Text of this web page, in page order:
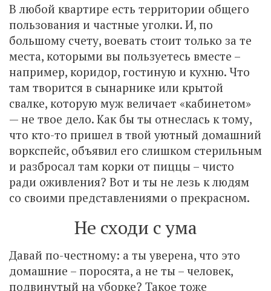
В любой квартире есть территории общего
пользования и частные уголки. И, по
большому счету, воевать стоит только за те
места, которыми вы пользуетесь вместе –
например, коридор, гостиную и кухню. Что
там творится в сынарнике или крытой
свалке, которую муж величает «кабинетом»
— не твое дело. Как бы ты отнеслась к тому,
что кто-то пришел в твой уютный домашний
воркспейс, объявил его слишком стерильным
и разбросал там корки от пиццы – чисто
ради оживления? Вот и ты не лезь к людям
со своими представлениями о прекрасном.
Не сходи с ума
Давай по-честному: а ты уверена, что это
домашние – поросята, а не ты – человек,
подвинутый на уборке? Такое тоже